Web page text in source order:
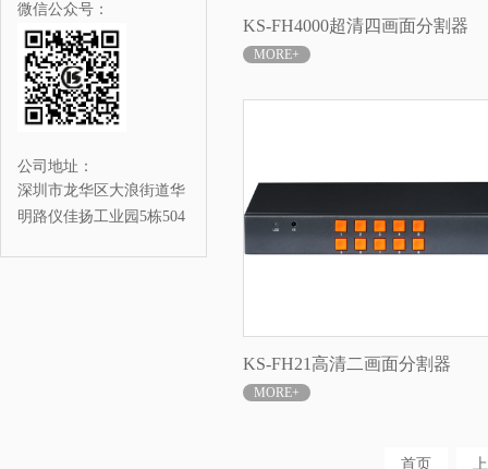
微信公众号：
公司地址：
深圳市龙华区大浪街道华
明路仪佳扬工业园5栋504
KS-FH4000超清四画面分割器
MORE+
KS-FH21高清二画面分割器
MORE+
首页